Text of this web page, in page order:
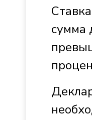
сумма